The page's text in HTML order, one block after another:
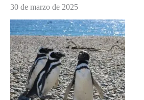
30 de marzo de 2025